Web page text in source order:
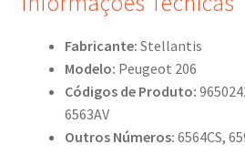
Fabricante: Stellantis
Modelo: Peugeot 206
Códigos de Produto:
6563AV
Outros Números: 6564CS,